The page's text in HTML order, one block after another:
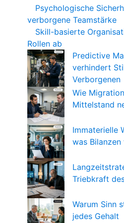
Psychologische
verborgene Teamstärke
Skill-basierte
Rollen ab
Predictive
verhindert
Verborgenen
Wie
Mittelstand
Immaterielle
was
Triebkraft
Warum Sinn
jedes Gehalt